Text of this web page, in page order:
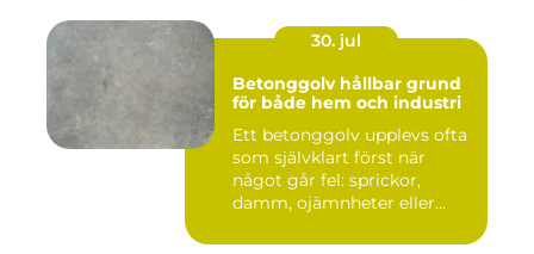
30. jul
Betonggolv hållbar grund
för både hem och industri
Ett betonggolv upplevs ofta
som självklart först när
något går fel: sprickor,
damm, ojämnheter eller...